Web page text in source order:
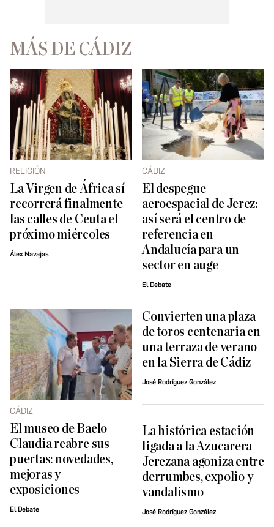
MÁS DE CÁDIZ
RELIGIÓN
La Virgen de África sí
recorrerá finalmente
las calles de Ceuta el
próximo miércoles
Álex Navajas
CÁDIZ
El despegue
aeroespacial de Jerez:
así será el centro de
referencia en
Andalucía para un
sector en auge
El Debate
CÁDIZ
El museo de Baelo
Claudia reabre sus
puertas: novedades,
mejoras y
exposiciones
El Debate
Convierten una plaza
de toros centenaria en
una terraza de verano
en la Sierra de Cádiz
José Rodríguez González
La histórica estación
ligada a la Azucarera
Jerezana agoniza entre
derrumbes, expolio y
vandalismo
José Rodríguez González